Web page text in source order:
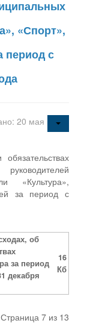
«Спорт»,
период с
20 мая
«Культура»,
за период с
об
за период
декабря
16
Кб
Страница 7 из 13